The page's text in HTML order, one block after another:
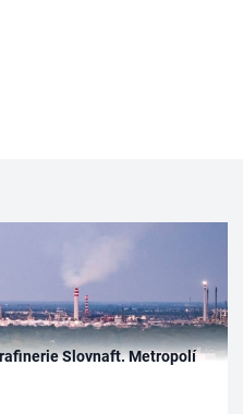
Slovnaft. Metropolí